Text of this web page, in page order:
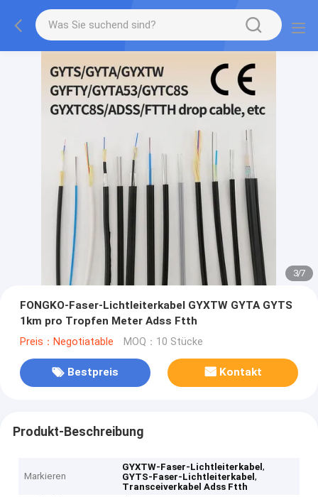
3/7
FONGKO-Faser-Lichtleiterkabel GYXTW GYTA GYTS
1km pro Tropfen Meter Adss Ftth
Preis：Negotiatable MOQ：10 Stücke
Bestpreis Kontakt
Produkt-Beschreibung
Markieren
GYXTW-Faser-Lichtleiterkabel,
GYTS-Faser-Lichtleiterkabel,
Transceiverkabel Adss Ftth